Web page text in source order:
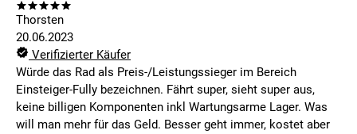
Thorsten
20.06.2023
Verifizierter Käufer
Würde das Rad als Preis-/Leistungssieger im Bereich
Einsteiger-Fully bezeichnen. Fährt super, sieht super aus,
keine billigen Komponenten inkl Wartungsarme Lager. Was
will man mehr für das Geld. Besser geht immer, kostet aber